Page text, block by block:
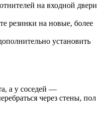
на входной двери
резинки на новые, более
установить
а у соседей —
через стены, пол